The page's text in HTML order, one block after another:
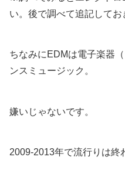
い。後で調べて追記してお
ちなみにEDMは電子楽器
ンスミュージック。
嫌いじゃないです。
2009-2013年で流行りは終